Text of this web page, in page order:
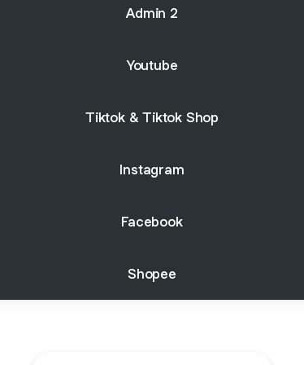
Admin 2
Youtube
Tiktok & Tiktok Shop
Instagram
Facebook
Shopee